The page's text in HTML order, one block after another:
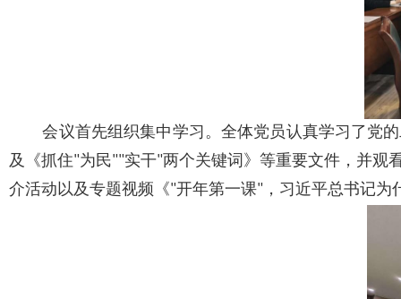
会议首先组织集中学习。全体党员认真学习了党
及《抓住"为民""实干"两个关键词》等重要文件，并
介活动以及专题视频《"开年第一课"，习近平总书记为